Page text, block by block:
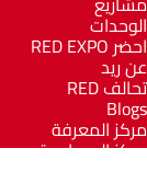
الوحدات
احضر RED EXPO
عن ريد
تحالف RED
Blogs
مركز المعرفة
مركز المساعدة